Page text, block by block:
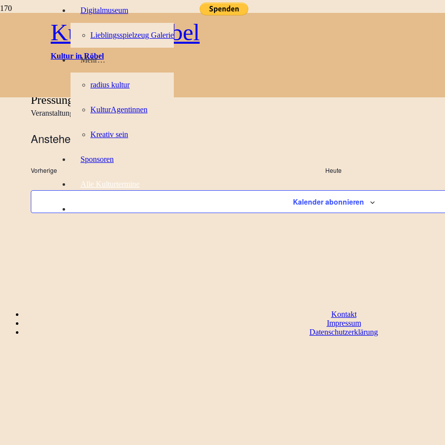
Kultur in Röbel
Kultur in Röbel
Digitalmuseum
Lieblingsspielzeug Galerie
Mehr…
radius kultur
KulturAgentinnen
Kreativ sein
Sponsoren
Alle Kulturtermine
Kulturtermine
Es wurden keine Ergebnisse gefunden.
Pressung
Veranstaltungen Pressung
Anstehende
VorherigeVeranstaltungen Heute
Kalender abonnieren
Kontakt
Impressum
Datenschutzerklärung